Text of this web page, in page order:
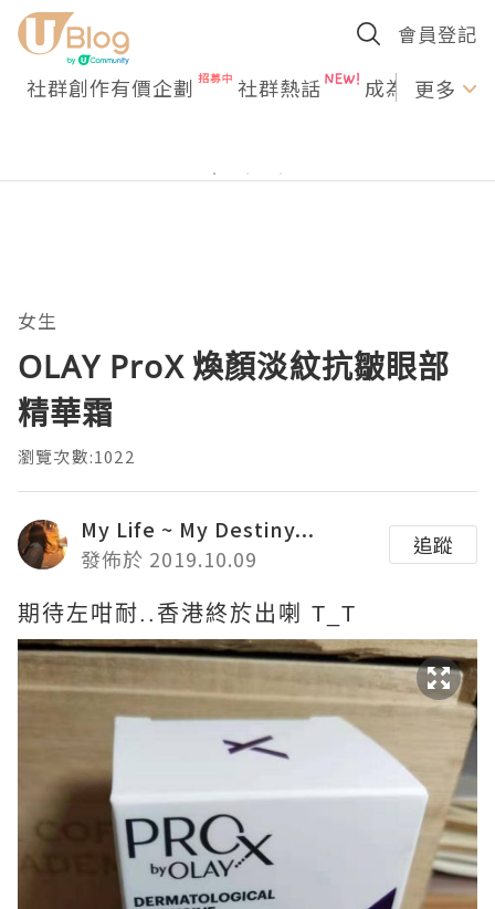
會員登記
社群創作有價企劃 社群熱話 成為U更多
女生
OLAY ProX 煥顏淡紋抗皺眼部
精華霜
瀏覽次數:1022
My Life ~ My Destiny...
發佈於 2019.10.09
追蹤
期待左咁耐..香港終於出喇 T_T